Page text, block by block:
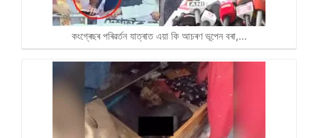
কংগ্ৰেছৰ পৰিৱৰ্তন যাত্ৰাত এয়া কি আচৰণ ভূপেন বৰা,…